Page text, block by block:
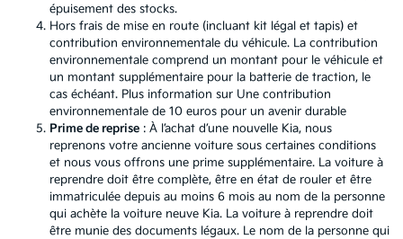
épuisement des stocks.
Hors frais de mise en route (incluant kit légal et tapis) et
contribution environnementale du véhicule. La contribution
environnementale comprend un montant pour le véhicule et
un montant supplémentaire pour la batterie de traction, le
cas échéant. Plus information sur Une contribution
environnementale de 10 euros pour un avenir durable
Prime de reprise : À l’achat d’une nouvelle Kia, nous
reprenons votre ancienne voiture sous certaines conditions
et nous vous offrons une prime supplémentaire. La voiture à
reprendre doit être complète, être en état de rouler et être
immatriculée depuis au moins 6 mois au nom de la personne
qui achète la voiture neuve Kia. La voiture à reprendre doit
être munie des documents légaux. Le nom de la personne qui